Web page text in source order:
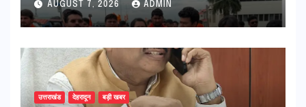
की कामना
AUGUST 7, 2026 ADMIN
उत्तराखंड देहरादून बड़ी खबर